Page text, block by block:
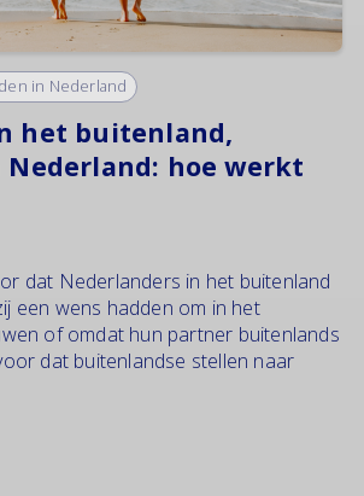
in Nederland
het buitenland,
Nederland: hoe werkt
dat Nederlanders in het buitenland
een wens hadden om in het
of omdat hun partner buitenlands
dat buitenlandse stellen naar